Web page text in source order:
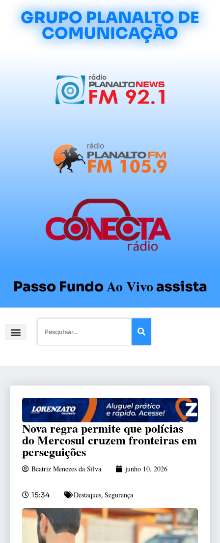
GRUPO PLANALTO DE
COMUNICAÇÃO
Passo FundoAo Vivoassista
Nova regra permite que polícias
do Mercosul cruzem fronteiras em
perseguições
Beatriz Menezes da Silva junho 10, 2026
15:34 Destaques, Segurança